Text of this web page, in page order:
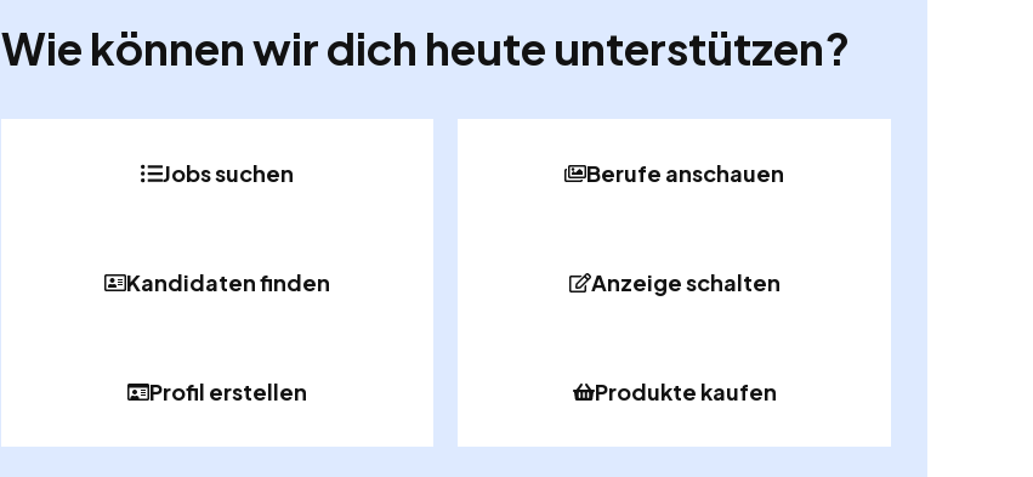
Wie können wir dich heute unterstützen?
Jobs suchen
Kandidaten finden
Profil erstellen
Berufe anschauen
Anzeige schalten
Produkte kaufen